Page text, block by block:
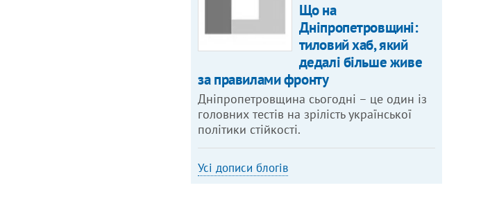
Що на
Дніпропетровщині:
тиловий хаб, який
дедалі більше живе
за правилами фронту
Дніпропетровщина сьогодні – це один із
головних тестів на зрілість української
політики стійкості.
Усі дописи блогів